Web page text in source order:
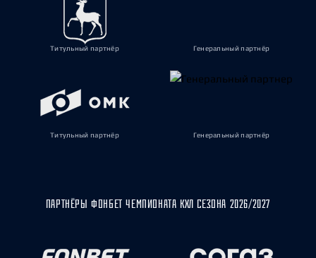
Титульный партнёр Генеральный партнёр
Титульный партнёр Генеральный партнёр
ПАРТНЁРЫ ФОНБЕТ ЧЕМПИОНАТА КХЛ СЕЗОНА 2026/2027